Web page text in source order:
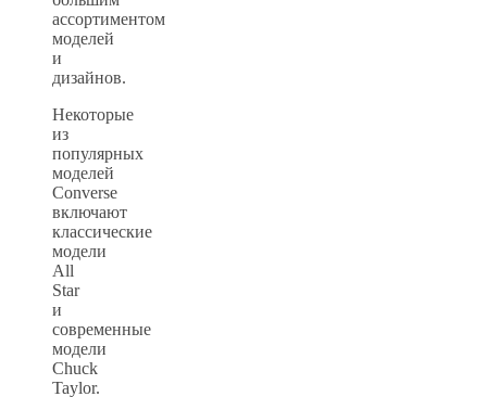
ассортиментом
моделей
и
дизайнов.
Некоторые
из
популярных
моделей
Converse
включают
классические
модели
All
Star
и
современные
модели
Chuck
Taylor.